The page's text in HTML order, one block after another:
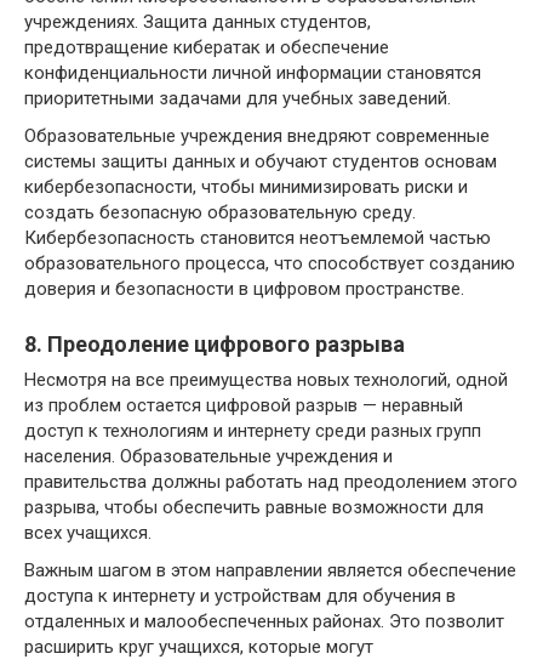
учреждениях. Защита данных студентов,
предотвращение кибератак и обеспечение
конфиденциальности личной информации становятся
приоритетными задачами для учебных заведений.
Образовательные учреждения внедряют современные
системы защиты данных и обучают студентов основам
кибербезопасности, чтобы минимизировать риски и
создать безопасную образовательную среду.
Кибербезопасность становится неотъемлемой частью
образовательного процесса, что способствует созданию
доверия и безопасности в цифровом пространстве.
8. Преодоление цифрового разрыва
Несмотря на все преимущества новых технологий, одной
из проблем остается цифровой разрыв — неравный
доступ к технологиям и интернету среди разных групп
населения. Образовательные учреждения и
правительства должны работать над преодолением этого
разрыва, чтобы обеспечить равные возможности для
всех учащихся.
Важным шагом в этом направлении является обеспечение
доступа к интернету и устройствам для обучения в
отдаленных и малообеспеченных районах. Это позволит
расширить круг учащихся, которые могут